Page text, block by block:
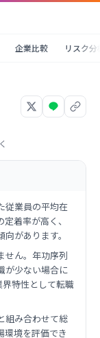
企業比較 リスク分
従業員の平均在
着率が高く、
があります。
せん。年功序列
が少ない場合に
特性として転職
組み合わせて総
環境を評価でき